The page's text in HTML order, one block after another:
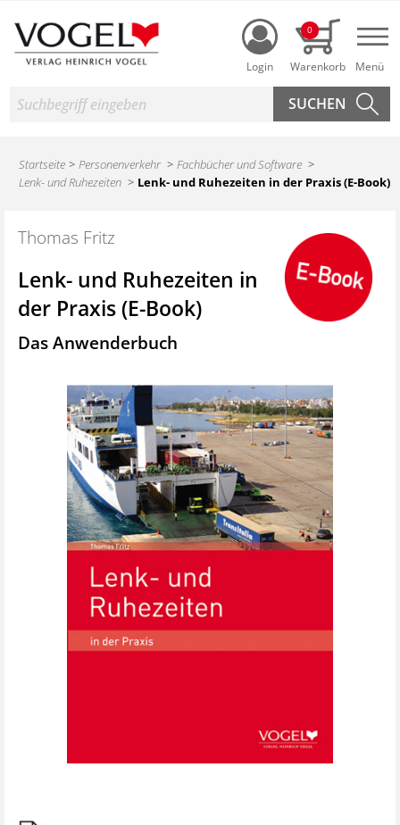
Login
0
Suche
Startseite Personenverkehr
Fachbücher und Software
Lenk- und Ruhezeiten
Lenk- und Ruhezeiten in der Praxis (E-Book)
Thomas Fritz
Lenk- und Ruhezeiten in
der Praxis (E-Book)
Das Anwenderbuch